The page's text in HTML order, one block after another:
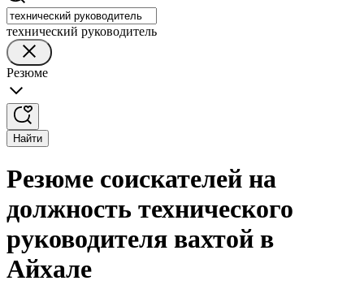
технический руководитель
Резюме
Найти
Резюме соискателей на
должность технического
руководителя вахтой в
Айхале